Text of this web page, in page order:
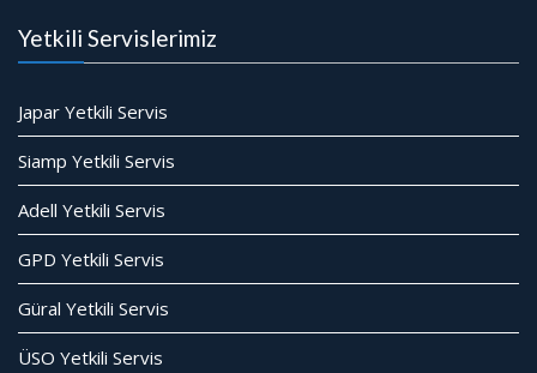
Yetkili Servislerimiz
Japar Yetkili Servis
Siamp Yetkili Servis
Adell Yetkili Servis
GPD Yetkili Servis
Güral Yetkili Servis
ÜSO Yetkili Servis